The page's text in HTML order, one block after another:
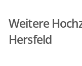
Weitere
Hersfeld